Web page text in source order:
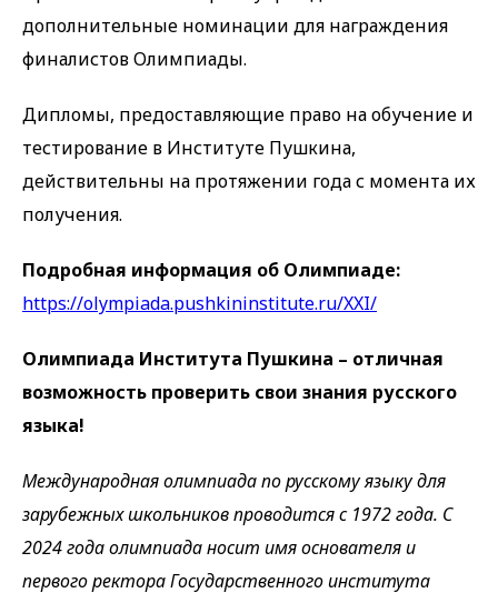
дополнительные номинации для награждения
финалистов Олимпиады.
Дипломы, предоставляющие право на обучение и
тестирование в Институте Пушкина,
действительны на протяжении года с момента их
получения.
Подробная информация об Олимпиаде:
https://olympiada.pushkininstitute.ru/XXI/
Олимпиада Института Пушкина – отличная
возможность проверить свои знания русского
языка!
Международная олимпиада по русскому языку для
зарубежных школьников проводится с 1972 года. С
2024 года олимпиада носит имя основателя и
первого ректора Государственного института